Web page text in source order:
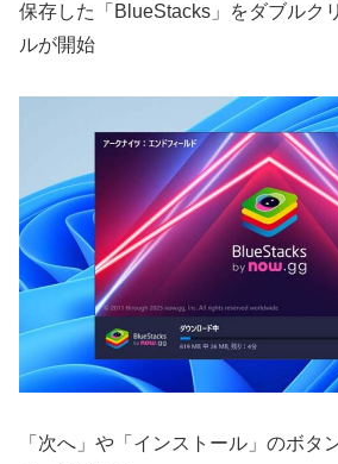
保存した「BlueStacks」をダブルク
ルが開始
「次へ」や「インストール」のボタ